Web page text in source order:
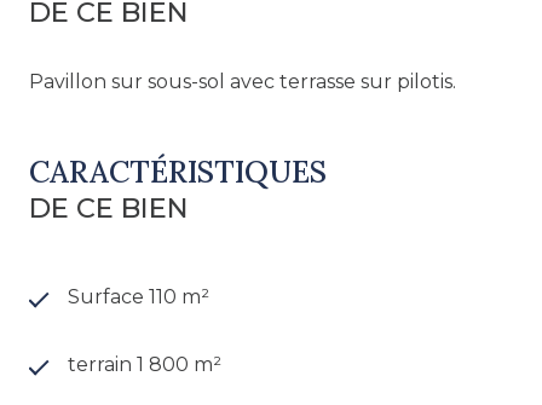
DE CE BIEN
Pavillon sur sous-sol avec terrasse sur pilotis.
CARACTÉRISTIQUES
DE CE BIEN
Surface 110 m²
terrain 1 800 m²